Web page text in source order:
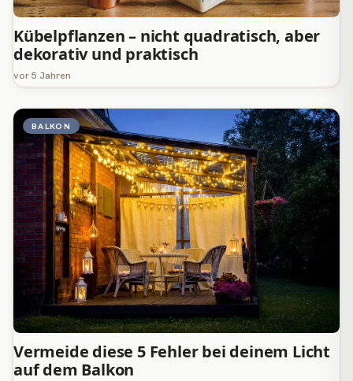
Kübelpflanzen – nicht quadratisch, aber
dekorativ und praktisch
vor 5 Jahren
BALKON
Vermeide diese 5 Fehler bei deinem Licht
auf dem Balkon